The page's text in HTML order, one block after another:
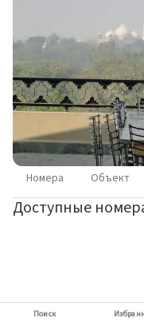
Номера Объект
Доступные
Поиск